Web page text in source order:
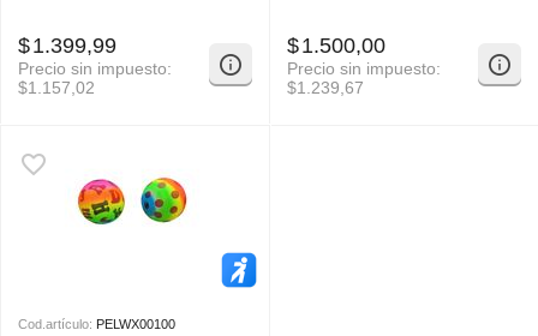
$1.399,99
Precio sin impuesto:
$1.157,02
$1.500,00
Precio sin impuesto:
$1.239,67
Cod.artículo: PELWX00100